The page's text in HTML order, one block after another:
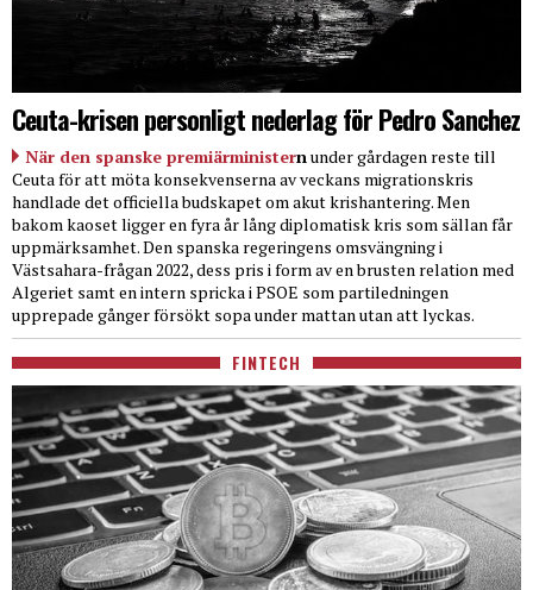
Ceuta-krisen personligt nederlag för Pedro Sanchez
När den spanske premiärministernunder gårdagen reste till
Ceuta för att möta konsekvenserna av veckans migrationskris
handlade det officiella budskapet om akut krishantering. Men
bakom kaoset ligger en fyra år lång diplomatisk kris som sällan får
uppmärksamhet. Den spanska regeringens omsvängning i
Västsahara-frågan 2022, dess pris i form av en brusten relation med
Algeriet samt en intern spricka i PSOE som partiledningen
upprepade gånger försökt sopa under mattan utan att lyckas.
FINTECH